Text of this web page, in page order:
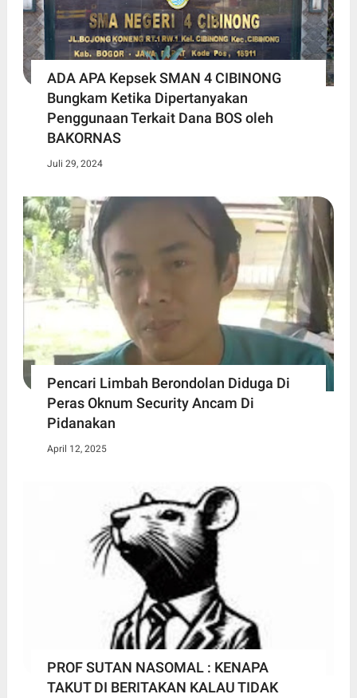
ADA APA Kepsek SMAN 4 CIBINONG
Bungkam Ketika Dipertanyakan
Penggunaan Terkait Dana BOS oleh
BAKORNAS
Juli 29, 2024
Pencari Limbah Berondolan Diduga Di
Peras Oknum Security Ancam Di
Pidanakan
April 12, 2025
PROF SUTAN NASOMAL : KENAPA
TAKUT DI BERITAKAN KALAU TIDAK